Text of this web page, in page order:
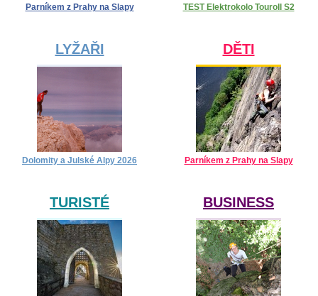
Parníkem z Prahy na Slapy TEST Elektrokolo Touroll S2
LYŽAŘI
Dolomity a Julské Alpy 2026
DĚTI
Parníkem z Prahy na Slapy
TURISTÉ BUSINESS